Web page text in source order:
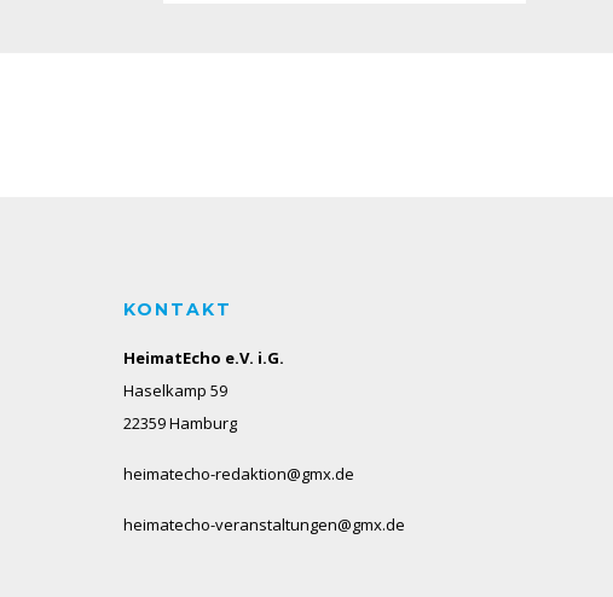
KONTAKT
HeimatEcho e.V. i.G.
Haselkamp 59
22359 Hamburg
heimatecho-redaktion@gmx.de
heimatecho-veranstaltungen@gmx.de